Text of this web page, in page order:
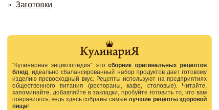
Заготовки
"Кулинарная энциклопедия" этосборник оригинальных рецептов
блюд, идеально сбалансированный набор продуктов дает готовому
изделию превосходный вкус. Рецепты используют на предприятиях
общественного питания (рестораны, кафе, столовые). Читайте,
запоминайте, добавляйте в закладки, пробуйте готовить то, что вам
понравилось, ведь здесь собраны самыелучшие рецепты здоровой
пищи!